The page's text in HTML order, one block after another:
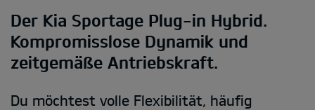
Der Kia Sportage Plug-in Hybrid.
Kompromisslose Dynamik und
zeitgemäße Antriebskraft.
Du möchtest volle Flexibilität, häufig